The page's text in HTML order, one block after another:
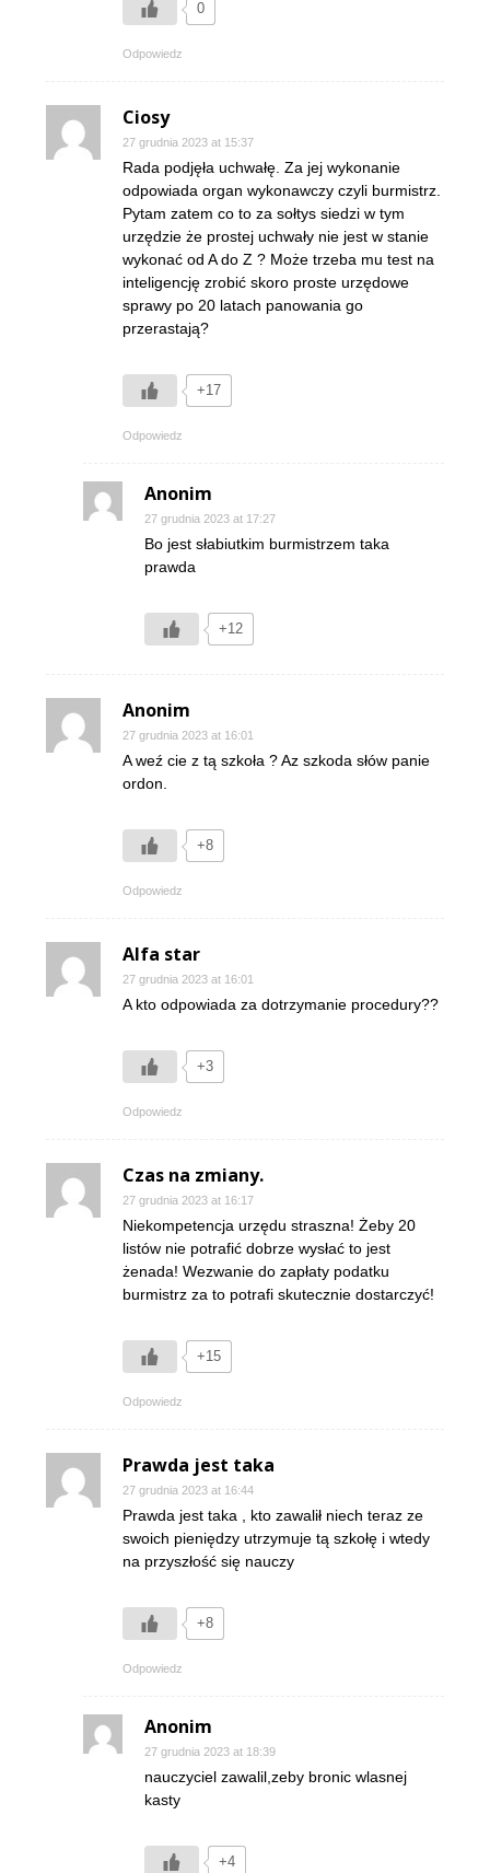
0
Odpowiedz
Ciosy
27 grudnia 2023 at 15:37
Rada podjęła uchwałę. Za jej wykonanie
odpowiada organ wykonawczy czyli burmistrz.
Pytam zatem co to za sołtys siedzi w tym
urzędzie że prostej uchwały nie jest w stanie
wykonać od A do Z ? Może trzeba mu test na
inteligencję zrobić skoro proste urzędowe
sprawy po 20 latach panowania go
przerastają?
+17
Odpowiedz
Anonim
27 grudnia 2023 at 17:27
Bo jest słabiutkim burmistrzem taka
prawda
+12
Anonim
27 grudnia 2023 at 16:01
A weź cie z tą szkoła ? Az szkoda słów panie
ordon.
+8
Odpowiedz
Alfa star
27 grudnia 2023 at 16:01
A kto odpowiada za dotrzymanie procedury??
+3
Odpowiedz
Czas na zmiany.
27 grudnia 2023 at 16:17
Niekompetencja urzędu straszna! Żeby 20
listów nie potrafić dobrze wysłać to jest
żenada! Wezwanie do zapłaty podatku
burmistrz za to potrafi skutecznie dostarczyć!
+15
Odpowiedz
Prawda jest taka
27 grudnia 2023 at 16:44
Prawda jest taka , kto zawalił niech teraz ze
swoich pieniędzy utrzymuje tą szkołę i wtedy
na przyszłość się nauczy
+8
Odpowiedz
Anonim
27 grudnia 2023 at 18:39
nauczyciel zawalil,zeby bronic wlasnej
kasty
+4